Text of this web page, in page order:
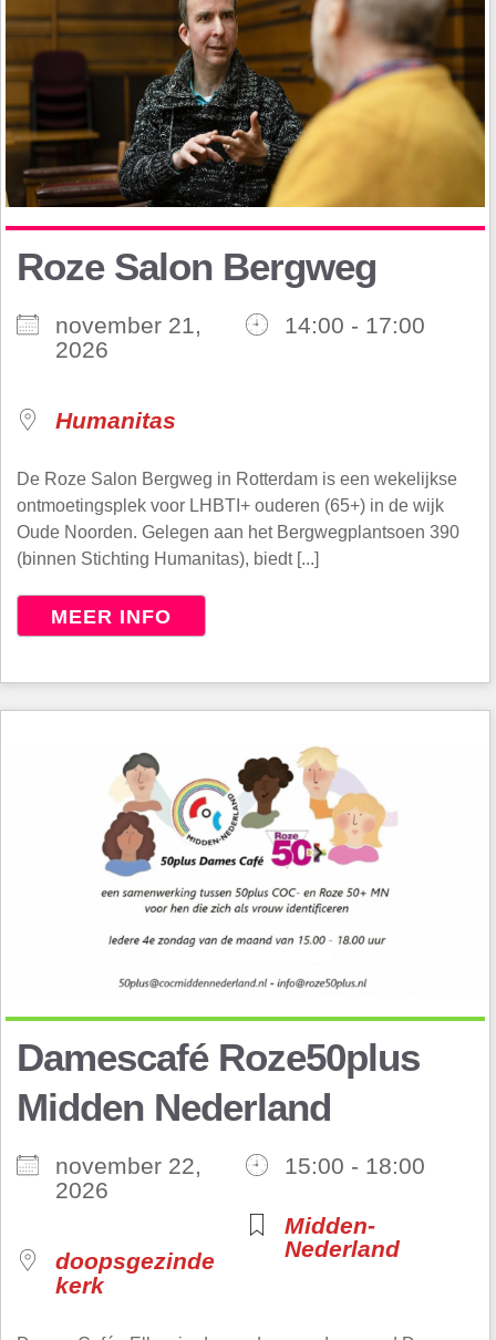
Roze Salon Bergweg
november 21,
2026
14:00 - 17:00
Humanitas
De Roze Salon Bergweg in Rotterdam is een wekelijkse
ontmoetingsplek voor LHBTI+ ouderen (65+) in de wijk
Oude Noorden. Gelegen aan het Bergwegplantsoen 390
(binnen Stichting Humanitas), biedt [...]
MEER INFO
Damescafé Roze50plus
Midden Nederland
november 22,
2026
15:00 - 18:00
doopsgezinde
kerk
Midden-
Nederland